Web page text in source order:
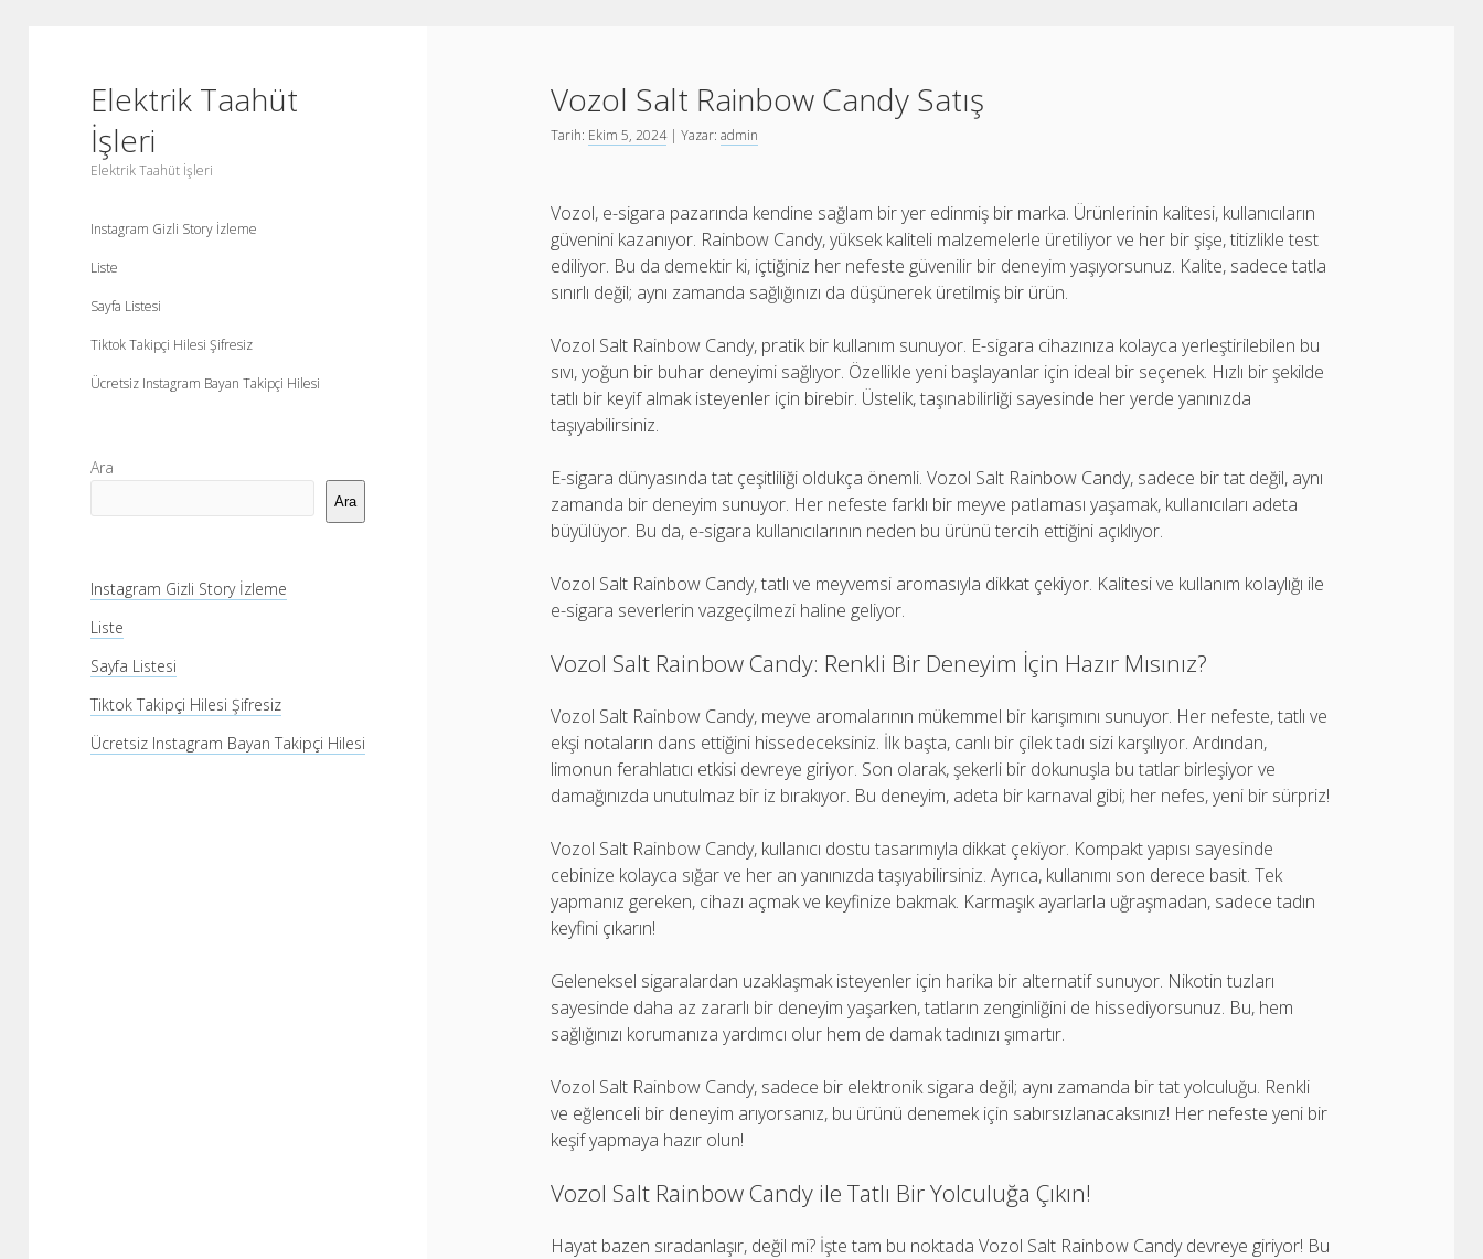
Elektrik Taahüt
İşleri
Elektrik Taahüt İşleri
Instagram Gizli Story İzleme
Liste
Sayfa Listesi
Tiktok Takipçi Hilesi Şifresiz
Ücretsiz Instagram Bayan Takipçi Hilesi
Yan
Menü
Ara
Ara
Instagram Gizli Story İzleme
Liste
Sayfa Listesi
Tiktok Takipçi Hilesi Şifresiz
Ücretsiz Instagram Bayan Takipçi Hilesi
Vozol Salt Rainbow Candy Satış
Tarih: Ekim 5, 2024| Yazar:admin
Vozol, e-sigara pazarında kendine sağlam bir yer edinmiş bir marka. Ürünlerinin kalitesi, kullanıcıların
güvenini kazanıyor. Rainbow Candy, yüksek kaliteli malzemelerle üretiliyor ve her bir şişe, titizlikle test
ediliyor. Bu da demektir ki, içtiğiniz her nefeste güvenilir bir deneyim yaşıyorsunuz. Kalite, sadece tatla
sınırlı değil; aynı zamanda sağlığınızı da düşünerek üretilmiş bir ürün.
Vozol Salt Rainbow Candy, pratik bir kullanım sunuyor. E-sigara cihazınıza kolayca yerleştirilebilen bu
sıvı, yoğun bir buhar deneyimi sağlıyor. Özellikle yeni başlayanlar için ideal bir seçenek. Hızlı bir şekilde
tatlı bir keyif almak isteyenler için birebir. Üstelik, taşınabilirliği sayesinde her yerde yanınızda
taşıyabilirsiniz.
E-sigara dünyasında tat çeşitliliği oldukça önemli. Vozol Salt Rainbow Candy, sadece bir tat değil, aynı
zamanda bir deneyim sunuyor. Her nefeste farklı bir meyve patlaması yaşamak, kullanıcıları adeta
büyülüyor. Bu da, e-sigara kullanıcılarının neden bu ürünü tercih ettiğini açıklıyor.
Vozol Salt Rainbow Candy, tatlı ve meyvemsi aromasıyla dikkat çekiyor. Kalitesi ve kullanım kolaylığı ile
e-sigara severlerin vazgeçilmezi haline geliyor.
Vozol Salt Rainbow Candy: Renkli Bir Deneyim İçin Hazır Mısınız?
Vozol Salt Rainbow Candy, meyve aromalarının mükemmel bir karışımını sunuyor. Her nefeste, tatlı ve
ekşi notaların dans ettiğini hissedeceksiniz. İlk başta, canlı bir çilek tadı sizi karşılıyor. Ardından,
limonun ferahlatıcı etkisi devreye giriyor. Son olarak, şekerli bir dokunuşla bu tatlar birleşiyor ve
damağınızda unutulmaz bir iz bırakıyor. Bu deneyim, adeta bir karnaval gibi; her nefes, yeni bir sürpriz!
Vozol Salt Rainbow Candy, kullanıcı dostu tasarımıyla dikkat çekiyor. Kompakt yapısı sayesinde
cebinize kolayca sığar ve her an yanınızda taşıyabilirsiniz. Ayrıca, kullanımı son derece basit. Tek
yapmanız gereken, cihazı açmak ve keyfinize bakmak. Karmaşık ayarlarla uğraşmadan, sadece tadın
keyfini çıkarın!
Geleneksel sigaralardan uzaklaşmak isteyenler için harika bir alternatif sunuyor. Nikotin tuzları
sayesinde daha az zararlı bir deneyim yaşarken, tatların zenginliğini de hissediyorsunuz. Bu, hem
sağlığınızı korumanıza yardımcı olur hem de damak tadınızı şımartır.
Vozol Salt Rainbow Candy, sadece bir elektronik sigara değil; aynı zamanda bir tat yolculuğu. Renkli
ve eğlenceli bir deneyim arıyorsanız, bu ürünü denemek için sabırsızlanacaksınız! Her nefeste yeni bir
keşif yapmaya hazır olun!
Vozol Salt Rainbow Candy ile Tatlı Bir Yolculuğa Çıkın!
Hayat bazen sıradanlaşır, değil mi? İşte tam bu noktada Vozol Salt Rainbow Candy devreye giriyor! Bu